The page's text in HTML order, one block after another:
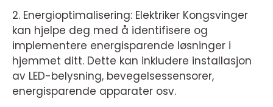
2. Energioptimalisering: Elektriker Kongsvinger
kan hjelpe deg med å identifisere og
implementere energisparende løsninger i
hjemmet ditt. Dette kan inkludere installasjon
av LED-belysning, bevegelsessensorer,
energisparende apparater osv.